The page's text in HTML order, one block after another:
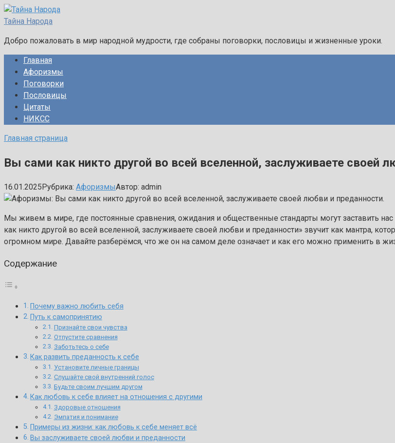
Перейти
к
Тайна Народа
Добро пожаловать в мир народной мудрости, где собраны поговорки, пословицы и жизненные уроки.
Главная
Афоризмы
Поговорки
Пословицы
Цитаты
НИКСС
Главная страница
Вы сами как никто другой во всей вселенной, заслуживаете своей
16.01.2025Рубрика: АфоризмыАвтор: admin
Мы живем в мире, где постоянные сравнения, ожидания и общественные стандарты могут заставить
как никто другой во всей вселенной, заслуживаете своей любви и преданности» звучит как мантра,
огромном мире. Давайте разберёмся, что же он на самом деле означает и как его можно применить в
Содержание
Почему важно любить себя
Путь к самопринятию
Признайте свои чувства
Отпустите сравнения
Заботьтесь о себе
Как развить преданность к себе
Установите личные границы
Слушайте свой внутренний голос
Будьте своим лучшим другом
Как любовь к себе влияет на отношения с другими
Здоровые отношения
Эмпатия и понимание
Примеры из жизни: как любовь к себе меняет всё
Вы заслуживаете своей любви и преданности